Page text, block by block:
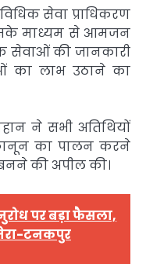
सेवा प्राधिकरण
माध्यम से आमजन
सेवाओं की जानकारी
का लाभ उठाने का
ने सभी अतिथियों
का पालन करने
की अपील की।
पर बड़ा फैसला,
टनकपुर